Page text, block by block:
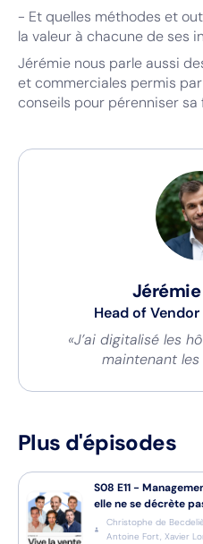
- Et quelles méthodes et
la valeur à chacune de ses
Jérémie nous parle aussi
et commerciales permis par
conseils pour pérenniser sa
Head of Vendor
«J’ai digitalisé les
maintenant
Plus d'épisodes
S08 E11 -
elle ne se décrète
Christophe de
Antoine Fort, Xavier